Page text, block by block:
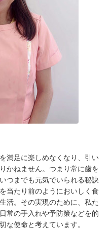
満足に楽しめなくなり、引い
かねません。つまり常に歯を
つまでも元気でいられる秘訣
当たり前のようにおいしく食
活。その実現のために、私た
常の手入れや予防策などを的
な使命と考えています。